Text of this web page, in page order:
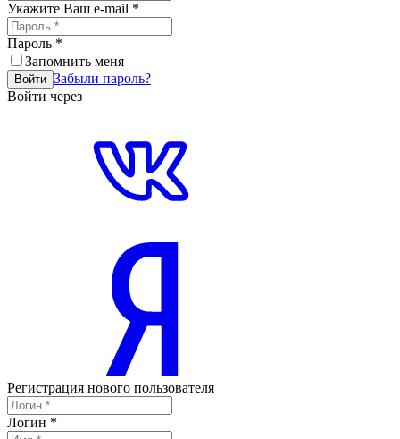
Укажите Ваш e-mail *
Пароль *
Запомнить меня
Войти Забыли пароль?
Войти через
Регистрация нового пользователя
Логин *